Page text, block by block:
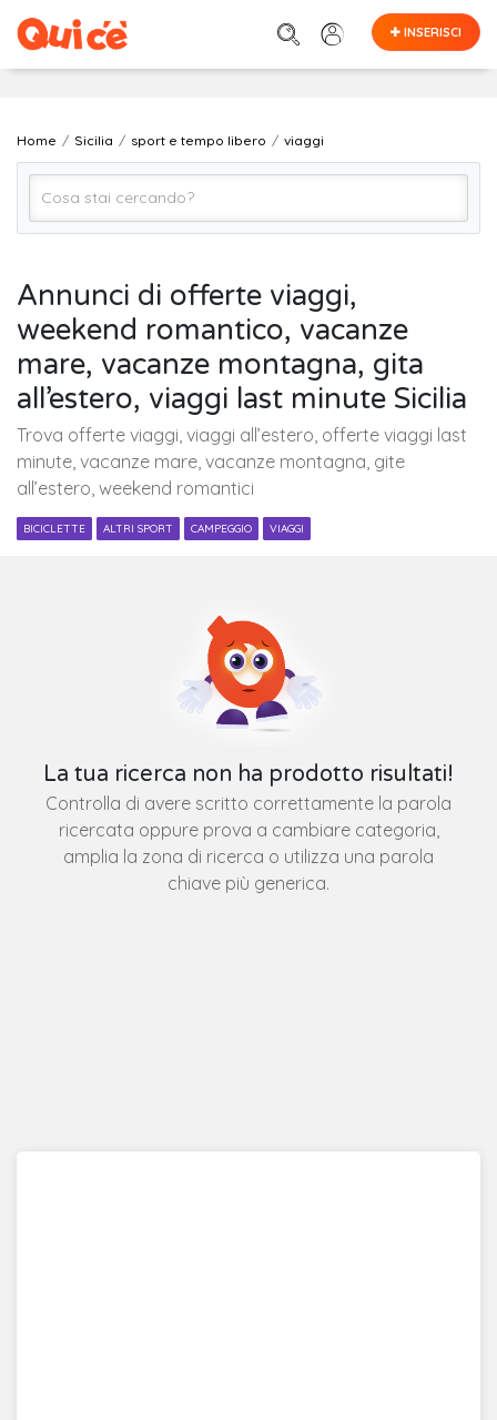
INSERISCI
Home Sicilia sport e tempo libero viaggi
SICILIA (regione)
Cerca
Annunci di offerte viaggi,
weekend romantico, vacanze
mare, vacanze montagna, gita
all’estero, viaggi last minute Sicilia
Trova offerte viaggi, viaggi all’estero, offerte viaggi last
minute, vacanze mare, vacanze montagna, gite
all’estero, weekend romantici
BICICLETTE ALTRI SPORT CAMPEGGIO VIAGGI
La tua ricerca non ha prodotto risultati!
Controlla di avere scritto correttamente la parola
ricercata oppure prova a cambiare categoria,
amplia la zona di ricerca o utilizza una parola
chiave più generica.